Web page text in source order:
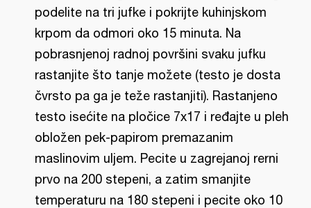
podelite na tri jufke i pokrijte kuhinjskom
krpom da odmori oko 15 minuta. Na
pobrasnjenoj radnoj površini svaku jufku
rastanjite što tanje možete (testo je dosta
čvrsto pa ga je teže rastanjiti). Rastanjeno
testo isećite na pločice 7x17 i ređajte u pleh
obložen pek-papirom premazanim
maslinovim uljem. Pecite u zagrejanoj rerni
prvo na 200 stepeni, a zatim smanjite
temperaturu na 180 stepeni i pecite oko 10